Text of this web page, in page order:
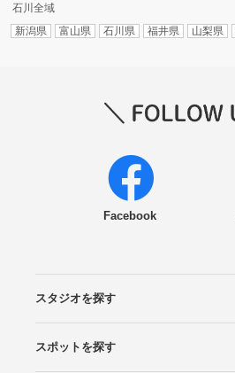
石川全域
新潟県
富山県 石川県 福井県 山梨県
Facebook
スタジオを探す
エリアから探す
こだわりから探す
NEW PHOTO STYLE
プランから探す
フォトタイプ診断
フォトグラファーから探す
国内リゾートから探す
スポットを探す